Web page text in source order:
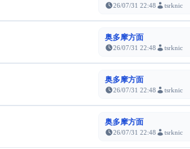
26/07/31 22:48 tsrknic
奥多摩方面
26/07/31 22:48 tsrknic
奥多摩方面
26/07/31 22:48 tsrknic
奥多摩方面
26/07/31 22:48 tsrknic